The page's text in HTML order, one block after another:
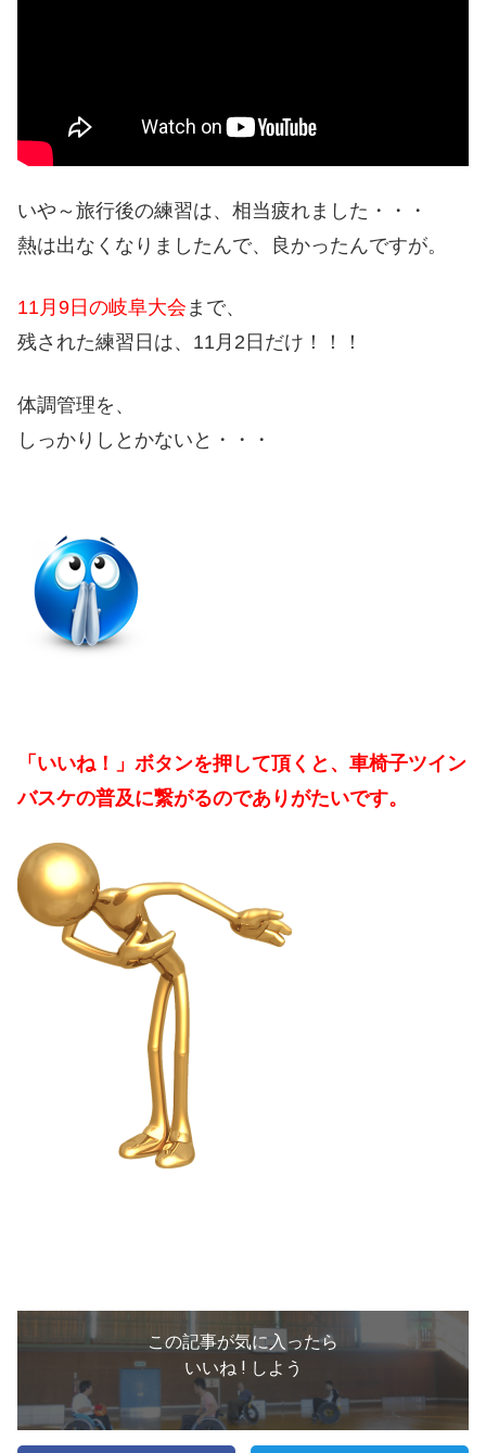
いや～旅行後の練習は、相当疲れました・・・
熱は出なくなりましたんで、良かったんですが。
11月9日の岐阜大会 まで、
残された練習日は、11月2日だけ！！！
体調管理を、
しっかりしとかないと・・・
「いいね！」ボタンを押して頂くと、車椅子ツイン
バスケの普及に繋がるのでありがたいです。
この記事が気に入ったら
いいね ! しよう